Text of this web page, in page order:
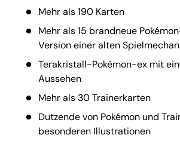
Mehr als 190 Karten
Mehr als 15 brandneue
Version einer alten
Terakristall-Pokémon-ex mit
Aussehen
Mehr als 30 Trainerkarten
Dutzende von Pokémon und
besonderen Illustrationen